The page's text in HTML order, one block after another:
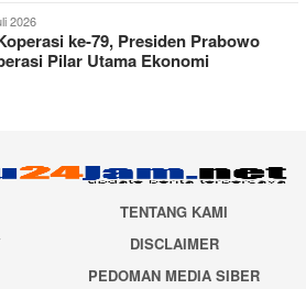
2026
ke-79, Presiden Prabowo
Pilar Utama Ekonomi
TENTANG KAMI
DISCLAIMER
PEDOMAN MEDIA SIBER